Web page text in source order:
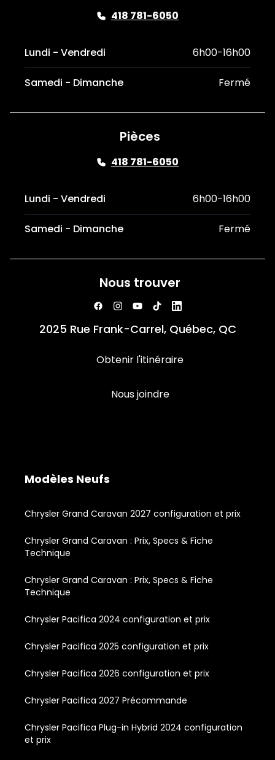
418 781-6050
Lundi - Vendredi 6h00-16h00
Samedi - Dimanche Fermé
Pièces
418 781-6050
Lundi - Vendredi 6h00-16h00
Samedi - Dimanche Fermé
Nous trouver
2025 Rue Frank-Carrel, Québec, QC
Obtenir l'itinéraire
Nous joindre
Modèles Neufs
Chrysler Grand Caravan 2027 configuration et prix
Chrysler Grand Caravan : Prix, Specs & Fiche
Technique
Chrysler Grand Caravan : Prix, Specs & Fiche
Technique
Chrysler Pacifica 2024 configuration et prix
Chrysler Pacifica 2025 configuration et prix
Chrysler Pacifica 2026 configuration et prix
Chrysler Pacifica 2027 Précommande
Chrysler Pacifica Plug-in Hybrid 2024 configuration
et prix